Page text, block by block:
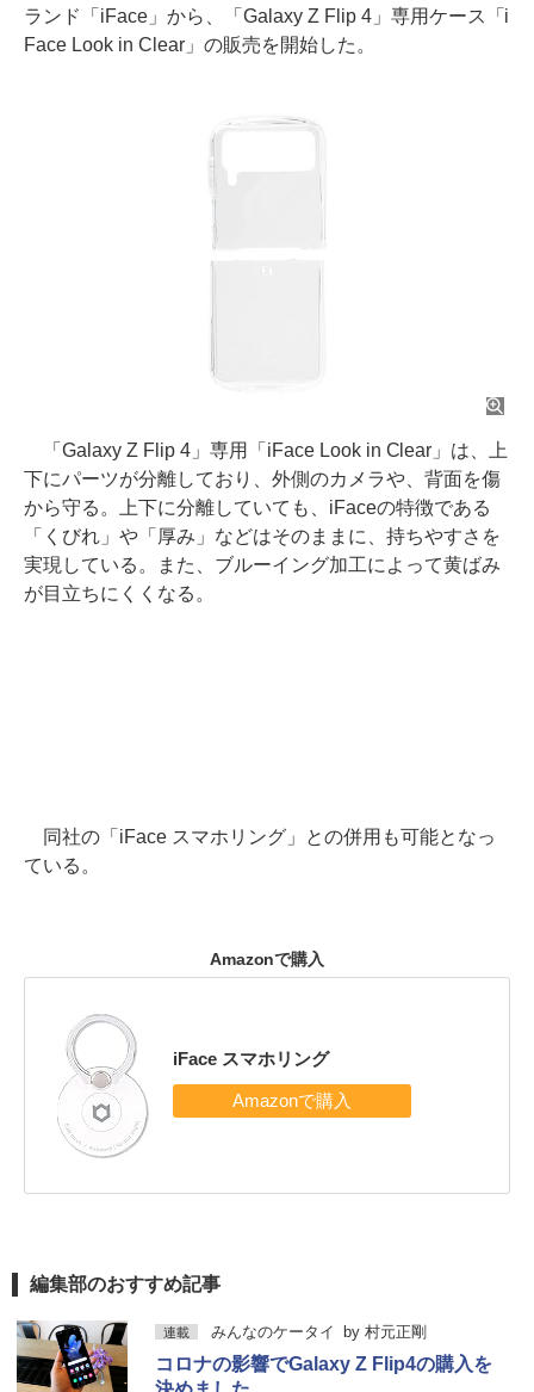
ランド「iFace」から、「Galaxy Z Flip 4」専用ケース「i
Face Look in Clear」の販売を開始した。
「Galaxy Z Flip 4」専用「iFace Look in Clear」は、上
下にパーツが分離しており、外側のカメラや、背面を傷
から守る。上下に分離していても、iFaceの特徴である
「くびれ」や「厚み」などはそのままに、持ちやすさを
実現している。また、ブルーイング加工によって黄ばみ
が目立ちにくくなる。
同社の「iFace スマホリング」との併用も可能となっ
ている。
Amazonで購入
iFace スマホリング
編集部のおすすめ記事
連載 みんなのケータイ by 村元正剛
コロナの影響でGalaxy Z Flip4の購入を